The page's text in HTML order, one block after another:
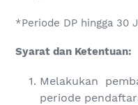
*Periode DP hingga 30
Syarat dan Ketentuan:
Melakukan
periode